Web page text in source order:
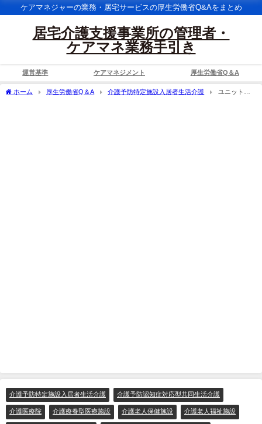
ケアマネジャーの業務・居宅サービスの厚生労働省Q&Aをまとめ
居宅介護支援事業所の管理者・
ケアマネ業務手引き
運営基準 ケアマネジメント 厚生労働省Q＆A
ホーム 厚生労働省Q＆A 介護予防特定施設入居者生活介護
ユニット型
介護予防特定施設入居者生活介護 介護予防認知症対応型共同生活介護
介護医療院 介護療養型医療施設 介護老人保健施設 介護老人福祉施設